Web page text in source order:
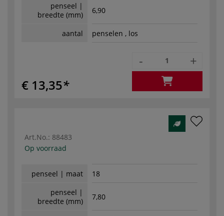
penseel |
breedte (mm)
6,90
aantal penselen , los
€ 13,35
- +
Art.No.: 88483
Op voorraad
penseel | maat
18
penseel |
breedte (mm)
7,80